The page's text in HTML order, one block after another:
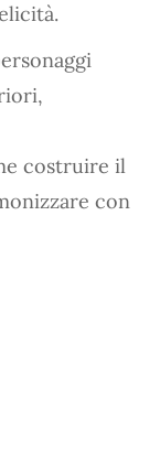
costruire il
con